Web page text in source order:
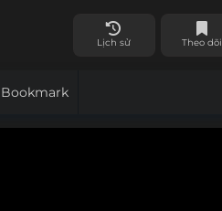
Lịch sử Theo dõi
Bookmark